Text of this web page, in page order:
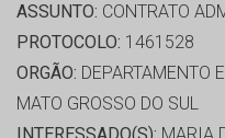
ASSUNTO: CONTRATO
PROTOCOLO: 1461528
ORGÃO: DEPARTAMENTO
MATO GROSSO DO SUL